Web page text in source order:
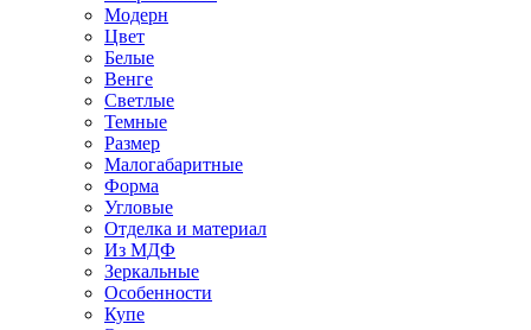
Модерн
Цвет
Белые
Венге
Светлые
Темные
Размер
Малогабаритные
Форма
Угловые
Отделка и материал
Из МДФ
Зеркальные
Особенности
Купе